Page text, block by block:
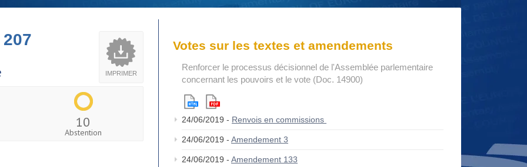
IMPRIMER
10
Abstention
Votes sur les textes et amendements
Renforcer le processus décisionnel de l'Assemblée parlementaire
concernant les pouvoirs et le vote (Doc. 14900)
24/06/2019 - Renvois en commissions
24/06/2019 - Amendement 3
24/06/2019 - Amendement 133